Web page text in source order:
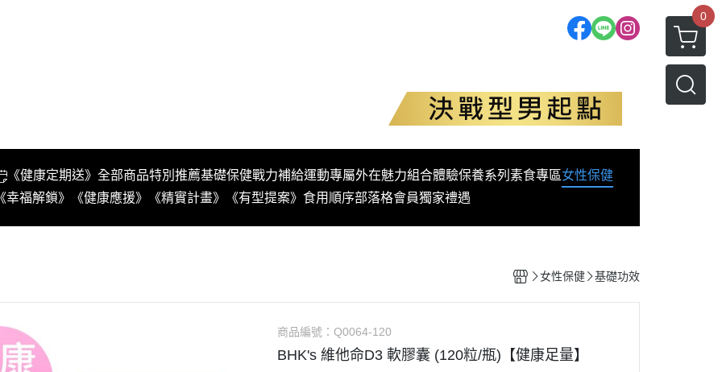
0
《健康定期送》 全部商品特別推薦基礎保健戰力補給運動專屬外在魅力組合體驗保養系列 素食專區女性保健
幸福解鎖》
《健康應援》 《精實計畫》 《有型提案》 食用順序部落格會員獨家禮遇
女性保健 基礎功效
商品編號：Q0064-120
BHK's 維他命D3 軟膠囊 (120粒/瓶)【健康足量】